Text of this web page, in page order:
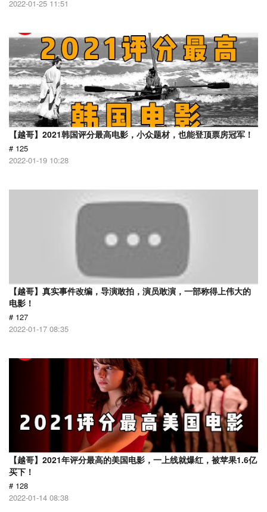
2022-01-25 11:51
【越哥】2021韩国评分最高电影，小众题材，也能登顶票房冠军！
# 125
2022-01-19 10:28
【越哥】真实事件改编，导演敢拍，演员敢演，一部称得上伟大的
电影！
# 127
2022-01-17 08:35
【越哥】2021年评分最高的美国电影，一上线就爆红，被苹果1.6亿
买下！
# 128
2022-01-14 08:38